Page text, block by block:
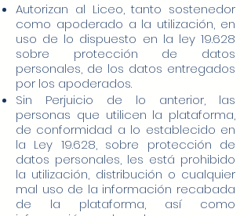
Autorizan al Liceo, tanto sostenedor
como apoderado a la utilización, en
uso de lo dispuesto en la ley 19.628
sobre protección de datos
personales, de los datos entregados
por los apoderados.
Sin Perjuicio de lo anterior, las
personas que utilicen la plataforma,
de conformidad a lo establecido en
la Ley 19.628, sobre protección de
datos personales, les está prohibido
la utilización, distribución o cualquier
mal uso de la información recabada
de la plataforma, así como